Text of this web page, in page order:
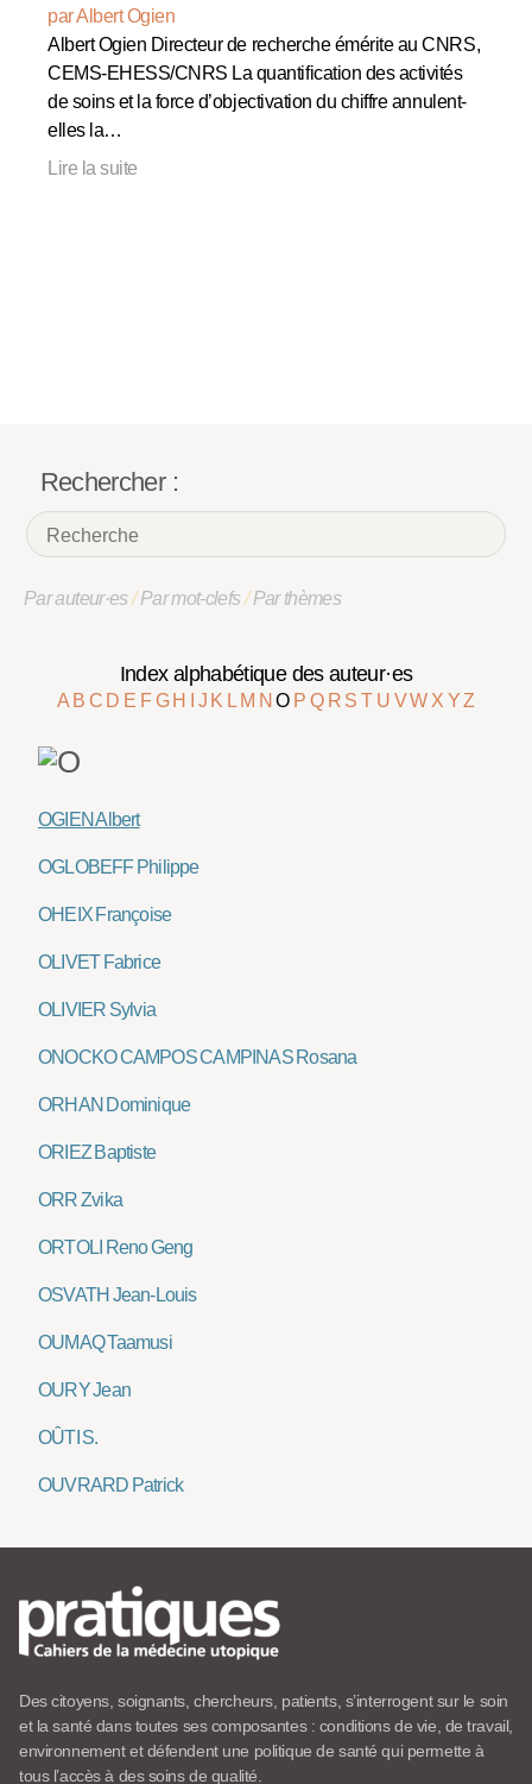
par Albert Ogien
Albert Ogien Directeur de recherche émérite au CNRS,
CEMS-EHESS/CNRS La quantification des activités
de soins et la force d’objectivation du chiffre annulent-
elles la…
Lire la suite
Rechercher :
Par auteur·es/Par mot-clefs/Par thèmes
Index alphabétique des auteur·es
A B C D E F G H J K L M NO P Q R ST U VW X YZ
OGIEN Albert
OGLOBEFF Philippe
OHEIX Françoise
OLIVET Fabrice
OLIVIER Sylvia
ONOCKO CAMPOS CAMPINAS Rosana
ORHAN Dominique
ORIEZ Baptiste
ORR Zvika
ORTOLI Reno Geng
OSVATH Jean-Louis
OUMAQ Taamusi
OURY Jean
OÛTI S.
OUVRARD Patrick
Des citoyens, soignants, chercheurs, patients, s’interrogent sur le soin
et la santé dans toutes ses composantes : conditions de vie, de travail,
environnement et défendent une politique de santé qui permette à
tous l’accès à des soins de qualité.